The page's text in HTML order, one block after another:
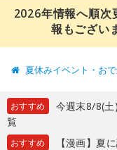
2026年情報へ順次
報もござい
夏休みイベント・お
おすすめ
今週末8/8(
覧
おすすめ 【漫画】夏